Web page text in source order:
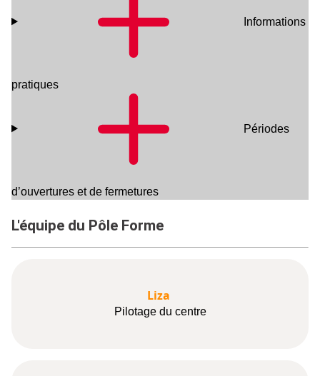
Informations
pratiques
Périodes
d’ouvertures et de fermetures
L'équipe du Pôle Forme
Liza
Pilotage du centre